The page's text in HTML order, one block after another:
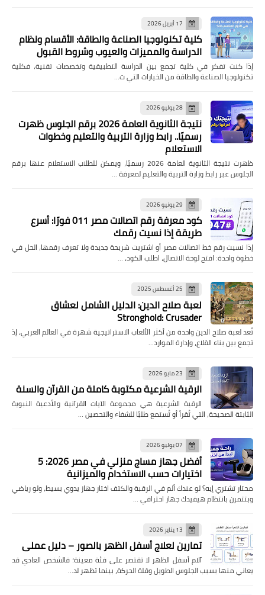
17 أبريل 2026
كلية تكنولوجيا الصناعة والطاقة: الأقسام ونظام
الدراسة والمميزات والعيوب وشروط القبول
إذا كنت تفكر في كلية تجمع بين الدراسة التطبيقية وتخصصات تقنية، فكلية
تكنولوجيا الصناعة والطاقة من الخيارات التي ت…
28 يوليو 2026
نتيجة الثانوية العامة 2026 برقم الجلوس ظهرت
رسميًا.. رابط وزارة التربية والتعليم وخطوات
الاستعلام
ظهرت نتيجة الثانوية العامة 2026 رسميًا، ويمكن للطلاب الاستعلام عنها برقم
الجلوس عبر رابط وزارة التربية والتعليم لمعرفة …
29 يونيو 2026
كود معرفة رقم اتصالات مصر 011 فورًا: أسرع
طريقة إذا نسيت رقمك
إذا نسيت رقم خط اتصالات مصر أو اشتريت شريحة جديدة ولا تعرف رقمها، الحل في
خطوة واحدة: افتح لوحة الاتصال، اطلب الكود، …
25 أغسطس 2025
لعبة صلاح الدين: الدليل الشامل لعشاق
Stronghold: Crusader
تُعد لعبة صلاح الدين واحدة من أكثر الألعاب الاستراتيجية شهرة في العالم العربي، إذ
تجمع بين بناء القلاع، وإدارة الموارد…
23 مايو 2026
الرقية الشرعية مكتوبة كاملة من القرآن والسنة
الرقية الشرعية هي مجموعة الآيات القرآنية والأدعية النبوية
الثابتة الصحيحة، التي تُقرأ أو تُستمع طلبًا للشفاء والتحصين …
07 يوليو 2026
أفضل جهاز مساج منزلي في مصر 2026: 5
اختيارات حسب الاستخدام والميزانية
محتار تشتري إيه؟ لو عندك ألم في الرقبة والكتف اختار جهاز يدوي بسيط، ولو رياضي
وبتتمرن بانتظام هيفيدك جهاز احترافي …
13 يناير 2026
تمارين لعلاج أسفل الظهر بالصور – دليل عملي
آلام أسفل الظهر لا تقتصر على فئة معينة؛ فالشخص العادي قد
يعاني منها بسبب الجلوس الطويل وقلة الحركة، بينما تظهر لد…